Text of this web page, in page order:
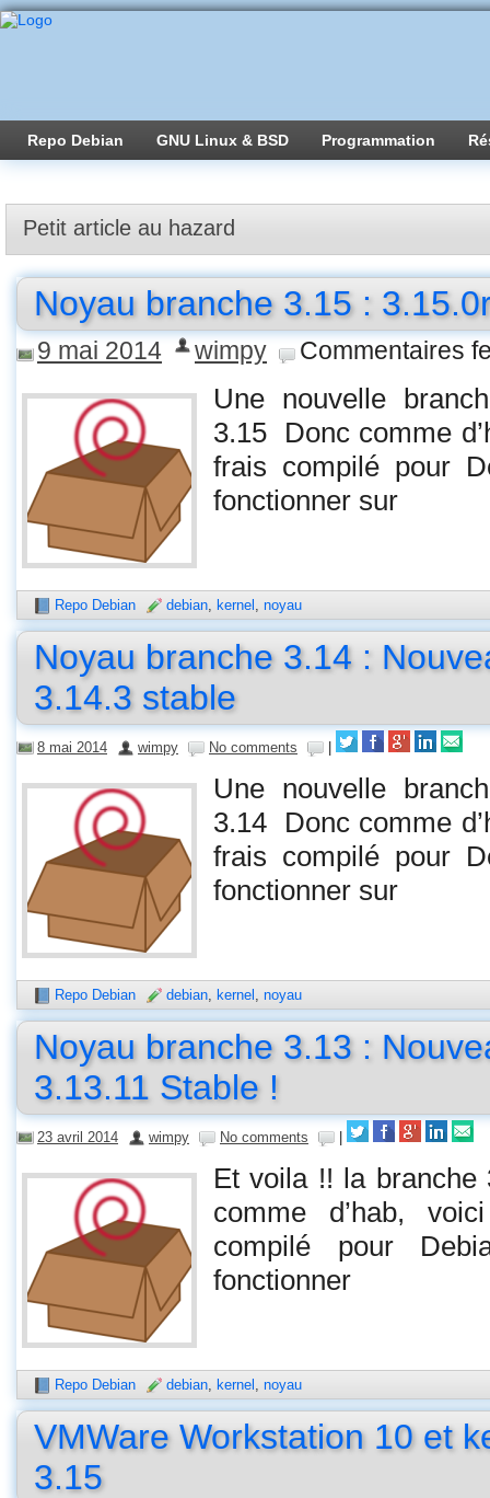
Repo Debian GNU Linux & BSD Programmation
Petit article au hazard
Noyau branche 3.15 :
9 mai 2014 wimpy Commentaires
Une nouvelle
3.15 Donc comme
frais compilé pour
fonctionner sur
Repo Debian debian, kernel , noyau
Noyau branche 3.14 :
3.14.3 stable
8 mai 2014 wimpy No comments
Une nouvelle
3.14 Donc comme
frais compilé pour
fonctionner sur
Repo Debian debian, kernel , noyau
Noyau branche 3.13 :
3.13.11 Stable !
23 avril 2014 wimpy No comments
Et voila !! la branche
comme d’hab,
compilé pour
fonctionner
Repo Debian debian, kernel , noyau
VMWare Workstation 10 et
3.15